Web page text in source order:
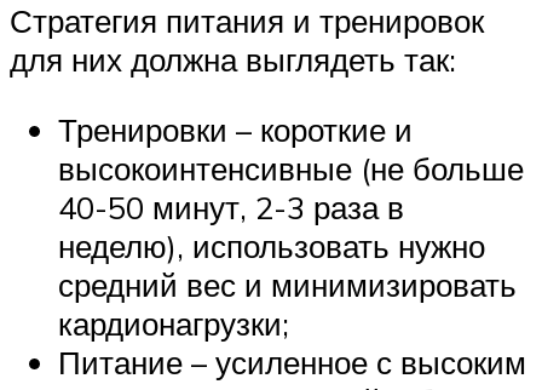
Стратегия питания и тренировок
для них должна выглядеть так:
Тренировки – короткие и
высокоинтенсивные (не больше
40-50 минут, 2-3 раза в
неделю), использовать нужно
средний вес и минимизировать
кардионагрузки;
Питание – усиленное с высоким